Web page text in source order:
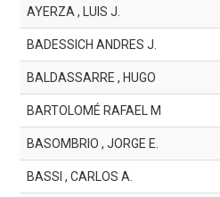
AYERZA , LUIS J.
BADESSICH ANDRES J.
BALDASSARRE , HUGO
BARTOLOMÉ RAFAEL M
BASOMBRIO , JORGE E.
BASSI , CARLOS A.